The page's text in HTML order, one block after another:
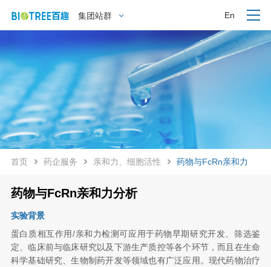
集团站群 En
首页 药企服务 亲和力、细胞活性 药物与FcRn亲和力
药物与FcRn亲和力分析
实验背景
蛋白质相互作用/亲和力检测可应用于药物早期研究开发、筛选鉴
定、临床前与临床研究以及下游生产质控等各个环节，而且在生命
科学基础研究、生物制药开发等领域也有广泛应用。现代药物治疗